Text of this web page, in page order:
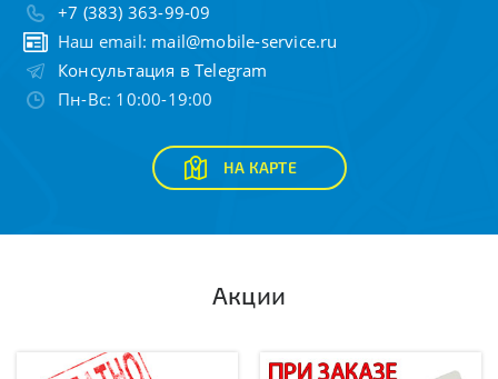
+7 (383) 363-99-09
Наш email: mail@mobile-service.ru
Консультация в Telegram
Пн-Вс: 10:00-19:00
НА КАРТЕ
Акции